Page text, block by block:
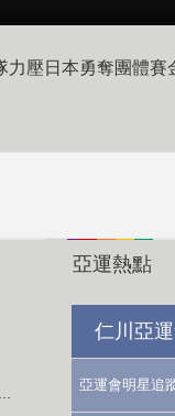
力壓日本勇奪團體賽
亞運熱點
仁川亞
亞運會明星追